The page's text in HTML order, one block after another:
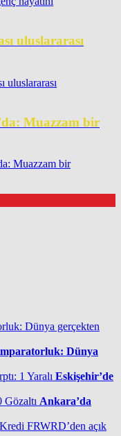
uluslararası
Muazzam bir
Dünya
Eskişehir’de
Ankara’da